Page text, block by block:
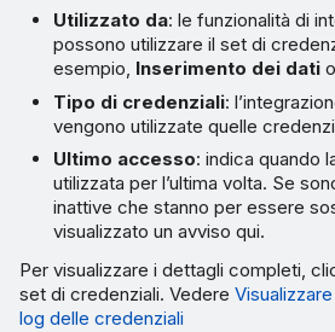
Utilizzato da: le funzionalità di
possono utilizzare il set di
esempio, Inserimento dei dati
Tipo di credenziali:
vengono utilizzate quelle
Ultimo accesso: indica quando
utilizzata per l’ultima volta. Se
inattive che stanno per essere
visualizzato un avviso qui.
Per visualizzare i dettagli completi,
set di credenziali. Vedere
log delle credenziali